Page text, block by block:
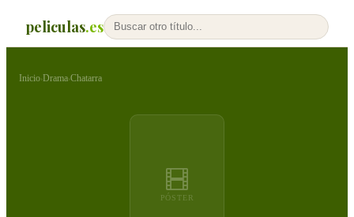
peliculas.es
Inicio›Drama›Chatarra
PÓSTER